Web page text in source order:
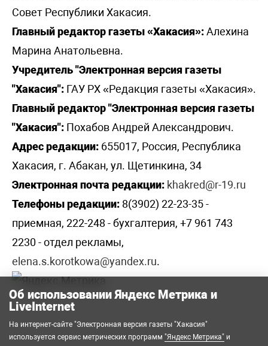
Совет Республики Хакасия.
Главный редактор газеты «Хакасия»:Алехина
Марина Анатольевна.
Учредитель "Электронная версия газеты
"Хакасия": ГАУ РХ «Редакция газеты «Хакасия».
Главный редактор "Электронная версия газеты
"Хакасия": Похабов Андрей Александрович.
Адрес редакции: 655017, Россия, Республика
Хакасия, г. Абакан, ул. Щетинкина, 34
Электронная почта редакции: khakred@r-19.ru
Телефоны редакции: 8(3902) 22-23-35 -
приемная, 222-248 - бухгалтерия, +7 961 743
2230 - отдел рекламы,
elena.s.korotkowa@yandex.ru.
Об использовании Яндекс Метрика и
LiveInternet
На интернет-сайте "Электронная версия газеты "Хакасия"
используется сервис метрических программ "Яндекс Метрика" и